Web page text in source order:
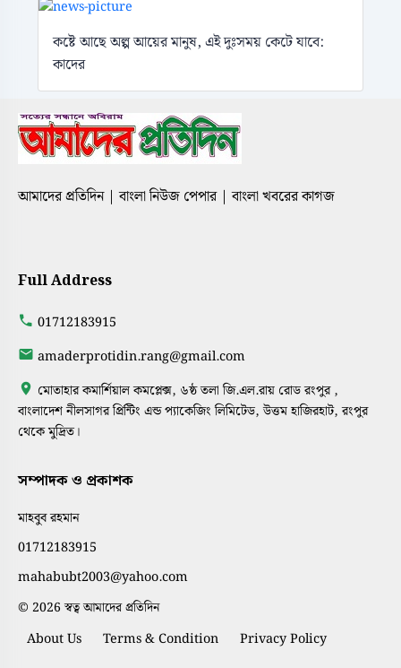
কষ্টে আছে অল্প আয়ের মানুষ, এই দুঃসময় কেটে যাবে:
কাদের
আমাদের প্রতিদিন | বাংলা নিউজ পেপার | বাংলা খবরের কাগজ
Full Address
01712183915
amaderprotidin.rang@gmail.com
মোতাহার কমার্শিয়াল কমপ্লেক্স, ৬ষ্ঠ তলা জি.এল.রায় রোড রংপুর ,
বাংলাদেশ নীলসাগর প্রিন্টিং এন্ড প্যাকেজিং লিমিটেড, উত্তম হাজিরহাট, রংপুর
থেকে মুদ্রিত।
সম্পাদক ও প্রকাশক
মাহবুব রহমান
01712183915
mahabubt2003@yahoo.com
© 2026 স্বত্ব আমাদের প্রতিদিন
About Us Terms & Condition Privacy Policy